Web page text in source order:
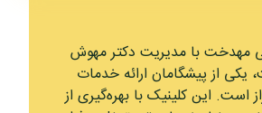
مهدخت با مدیریت دکتر مهوش
از پیشگامان ارائه خدمات
است. این کلینیک با بهره‌گیری از